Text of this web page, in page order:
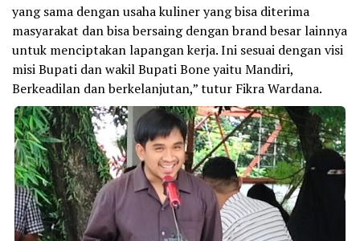
yang sama dengan usaha kuliner yang bisa diterima
masyarakat dan bisa bersaing dengan brand besar lainnya
untuk menciptakan lapangan kerja. Ini sesuai dengan visi
misi Bupati dan wakil Bupati Bone yaitu Mandiri,
Berkeadilan dan berkelanjutan,” tutur Fikra Wardana.